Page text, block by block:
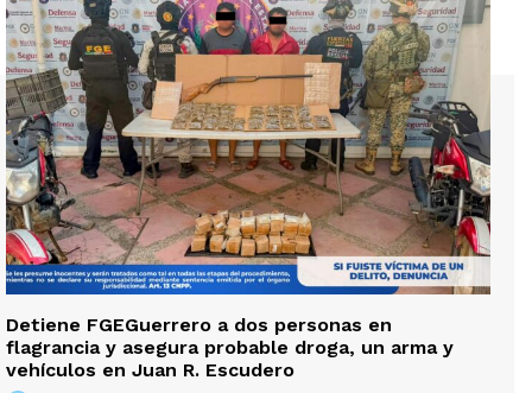
Detiene FGEGuerrero a dos personas en
flagrancia y asegura probable droga, un arma y
vehículos en Juan R. Escudero